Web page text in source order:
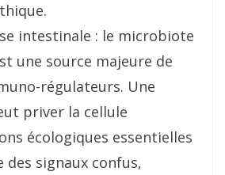
intestinale : le microbiote
une source majeure de
régulateurs. Une
priver la cellule
écologiques essentielles
des signaux confus,